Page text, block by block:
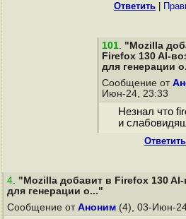
Ответить
101. "Mozilla
Firefox 130 AI-
для генерации
Сообщение от
Июн-24, 23:33
Незнал что
и
Ответить
4. "Mozilla добавит в Firefox 130
для генерации о..."
Сообщение от Аноним (4), 03-Июн-